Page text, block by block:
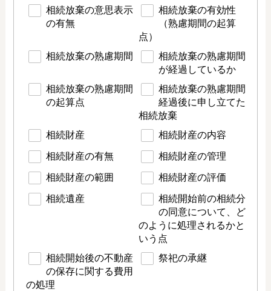
相続放棄の意思表示
の有無
相続放棄の有効性
（熟慮期間の起算
点）
相続放棄の熟慮期間
相続放棄の熟慮期間
が経過しているか
相続放棄の熟慮期間
の起算点
相続放棄の熟慮期間
経過後に申し立てた
相続放棄
相続財産
相続財産の内容
相続財産の有無 相続財産の管理
相続財産の範囲 相続財産の評価
相続遺産
相続開始前の相続分
の同意について、ど
のように処理されるかと
いう点
相続開始後の不動産
の保存に関する費用
の処理
祭祀の承継